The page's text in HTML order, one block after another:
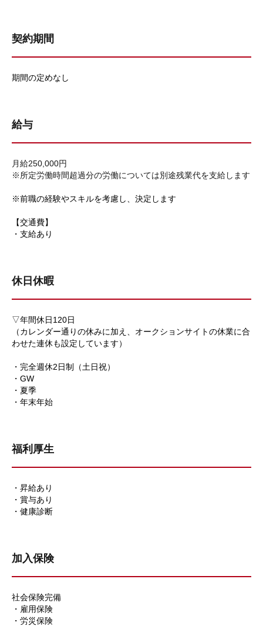
契約期間
期間の定めなし
給与
月給250,000円
※所定労働時間超過分の労働については別途残業代を支給します
※前職の経験やスキルを考慮し、決定します
【交通費】
・支給あり
休日休暇
▽年間休日120日
（カレンダー通りの休みに加え、オークションサイトの休業に合
わせた連休も設定しています）
・完全週休2日制（土日祝）
・GW
・夏季
・年末年始
福利厚生
・昇給あり
・賞与あり
・健康診断
加入保険
社会保険完備
・雇用保険
・労災保険